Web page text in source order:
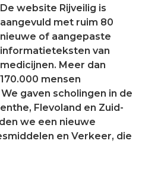
De website Rijveilig is
aangevuld met ruim 80
nieuwe of aangepaste
informatieteksten van
medicijnen. Meer dan
170.000 mensen
gaven scholingen in de
Flevoland en Zuid-
we een nieuwe
en Verkeer, die